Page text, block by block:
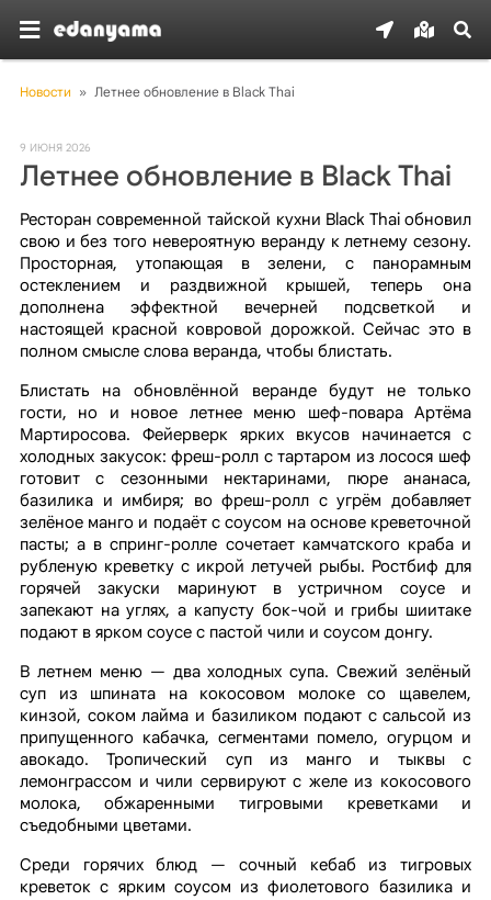
Новости » Летнее обновление в Black Thai
9 ИЮНЯ 2026
Летнее обновление в Black Thai
Ресторан современной тайской кухни Black Thai обновил
свою и без того невероятную веранду к летнему сезону.
Просторная, утопающая в зелени, с панорамным
остеклением и раздвижной крышей, теперь она
дополнена эффектной вечерней подсветкой и
настоящей красной ковровой дорожкой. Сейчас это в
полном смысле слова веранда, чтобы блистать.
Блистать на обновлённой веранде будут не только
гости, но и новое летнее меню шеф-повара Артёма
Мартиросова. Фейерверк ярких вкусов начинается с
холодных закусок: фреш-ролл с тартаром из лосося шеф
готовит с сезонными нектаринами, пюре ананаса,
базилика и имбиря; во фреш-ролл с угрём добавляет
зелёное манго и подаёт с соусом на основе креветочной
пасты; а в спринг-ролле сочетает камчатского краба и
рубленую креветку с икрой летучей рыбы. Ростбиф для
горячей закуски маринуют в устричном соусе и
запекают на углях, а капусту бок-чой и грибы шиитаке
подают в ярком соусе с пастой чили и соусом донгу.
В летнем меню — два холодных супа. Свежий зелёный
суп из шпината на кокосовом молоке со щавелем,
кинзой, соком лайма и базиликом подают с сальсой из
припущенного кабачка, сегментами помело, огурцом и
авокадо. Тропический суп из манго и тыквы с
лемонграссом и чили сервируют с желе из кокосового
молока, обжаренными тигровыми креветками и
съедобными цветами.
Среди горячих блюд — сочный кебаб из тигровых
креветок с ярким соусом из фиолетового базилика и